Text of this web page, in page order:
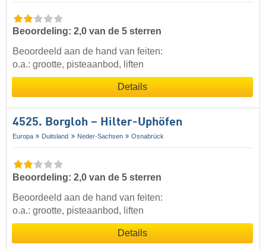
Beoordeling: 2,0 van de 5 sterren
Beoordeeld aan de hand van feiten:
o.a.: grootte, pisteaanbod, liften
Details
4525. Borgloh – Hilter-Uphöfen
Europa Duitsland Neder-Sachsen Osnabrück
Beoordeling: 2,0 van de 5 sterren
Beoordeeld aan de hand van feiten:
o.a.: grootte, pisteaanbod, liften
Details